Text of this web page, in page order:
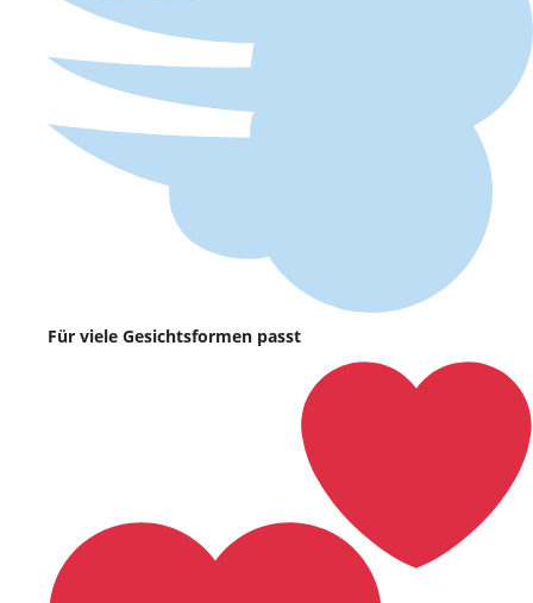
Für viele Gesichtsformen passt